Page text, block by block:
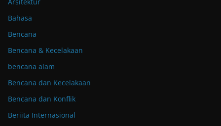
Arsitektur
Bahasa
Bencana
Bencana & Kecelakaan
bencana alam
Bencana dan Kecelakaan
Bencana dan Konflik
Beriita Internasional